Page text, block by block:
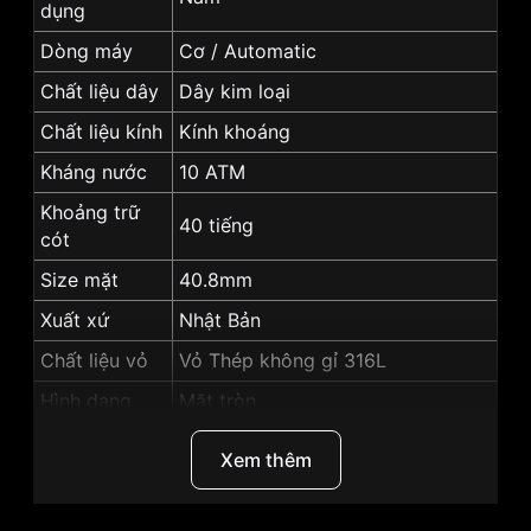
dụng
Dòng máy
Cơ / Automatic
Chất liệu dây
Dây kim loại
Chất liệu kính
Kính khoáng
Kháng nước
10 ATM
Khoảng trữ
cót
40 tiếng
Size mặt
40.8mm
Xuất xứ
Nhật Bản
Chất liệu vỏ
Vỏ Thép không gỉ 316L
Hình dạng
Mặt tròn
Vỏ Màu Bạc
11mm
Xem thêm